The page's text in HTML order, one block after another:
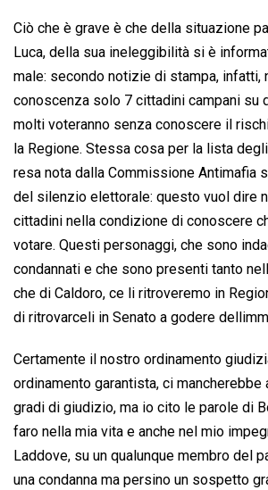
Ciò che è grave è che della situazione
Luca, della sua ineleggibilità si è
male: secondo notizie di stampa, infatti,
conoscenza solo 7 cittadini campani su
molti voteranno senza conoscere il
la Regione. Stessa cosa per la lista
resa nota dalla Commissione Antimafia
del silenzio elettorale: questo vuol dire
cittadini nella condizione di conoscere
votare. Questi personaggi, che sono
condannati e che sono presenti tanto
che di Caldoro, ce li ritroveremo in
di ritrovarceli in Senato a godere
Certamente il nostro ordinamento
ordinamento garantista, ci
gradi di giudizio, ma io cito le parole di
faro nella mia vita e anche nel mio
Laddove, su un qualunque membro del
una condanna ma persino un sospetto